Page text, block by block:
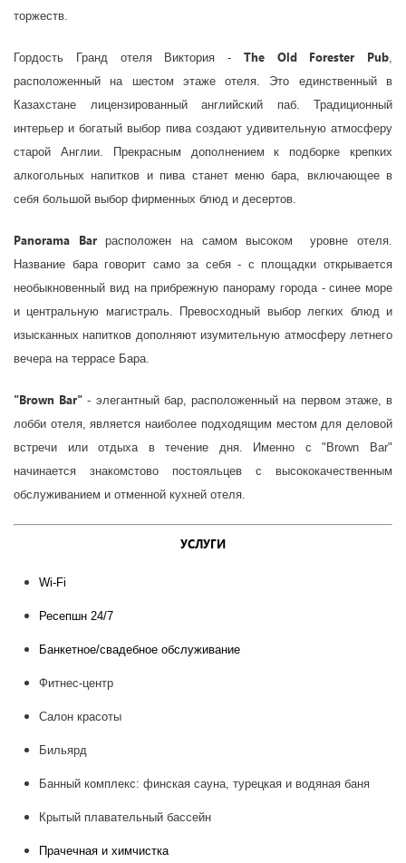
торжеств.
Гордость Гранд отеля Виктория - The Old Forester Pub,
расположенный на шестом этаже отеля. Это единственный в
Казахстане лицензированный английский паб. Традиционный
интерьер и богатый выбор пива создают удивительную атмосферу
старой Англии. Прекрасным дополнением к подборке крепких
алкогольных напитков и пива станет меню бара, включающее в
себя большой выбор фирменных блюд и десертов.
Panorama Barрасположен на самом высоком уровне отеля.
Название бара говорит само за себя - с площадки открывается
необыкновенный вид на прибрежную панораму города - синее море
и центральную магистраль. Превосходный выбор легких блюд и
изысканных напитков дополняют изумительную атмосферу летнего
вечера на террасе Бара.
"Brown Bar" - элегантный бар, расположенный на первом этаже, в
лобби отеля, является наиболее подходящим местом для деловой
встречи или отдыха в течение дня. Именно с "Brown Bar"
начинается знакомстово постояльцев с высококачественным
обслуживанием и отменной кухней отеля.
УСЛУГИ
Wi-Fi
Ресепшн 24/7
Банкетное/свадебное обслуживание
Фитнес-центр
Салон красоты
Бильярд
Банный комплекс: финская сауна, турецкая и водяная баня
Крытый плавательный бассейн
Прачечная и химчистка